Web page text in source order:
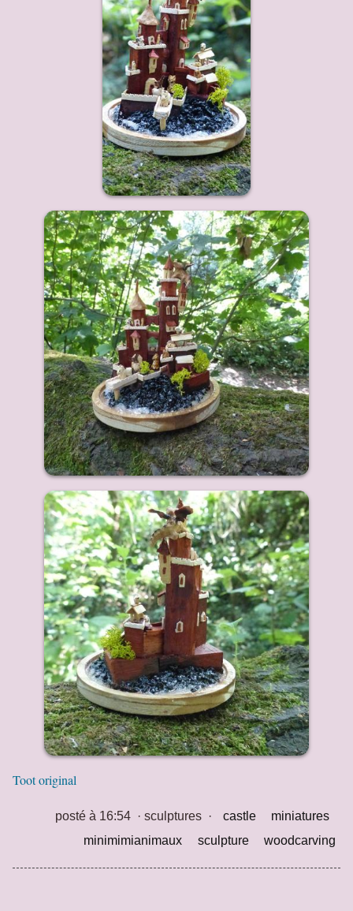
Toot original
posté à 16:54· sculptures· castle
miniatures
minimimianimaux
sculpture woodcarving